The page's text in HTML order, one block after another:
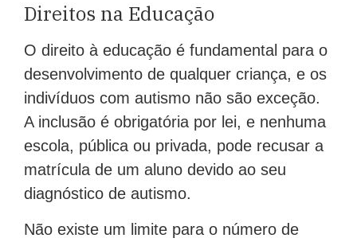
Direitos na Educação
O direito à educação é fundamental para o
desenvolvimento de qualquer criança, e os
indivíduos com autismo não são exceção.
A inclusão é obrigatória por lei, e nenhuma
escola, pública ou privada, pode recusar a
matrícula de um aluno devido ao seu
diagnóstico de autismo.
Não existe um limite para o número de